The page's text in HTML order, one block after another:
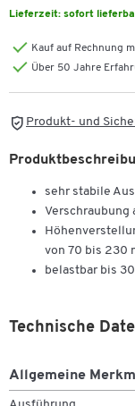
Lieferzeit: sofort
Kauf auf Rechnung
Über 50 Jahre
Produkt- und
sehr stabile
Verschraubung
von 70 bis 230
belastbar bis
Technische
Allgemeine